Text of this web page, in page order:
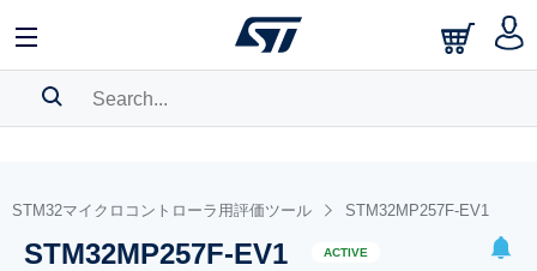
BOOKMARK
Pleaselog into show your saved searches.
STM32マイクロコントローラ用評価ツール STM32MP257F-EV1
STM32MP257F-EV1 ACTIVE